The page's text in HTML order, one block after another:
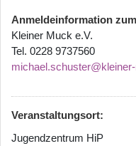
Anmeldeinformation
Kleiner Muck e.V.
Tel. 0228 9737560
Veranstaltungsort:
Jugendzentrum HiP